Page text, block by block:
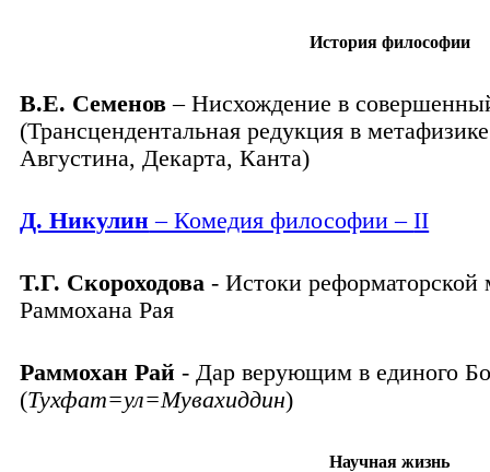
История философии
В.Е. Семенов – Нисхождение в
(Трансцендентальная редукция в
Августина, Декарта, Канта)
Д. Никулин – Комедия философии –II
Т.Г. Скороходова - Истоки реформаторской
Раммохана Рая
Раммохан Рай - Дар верующим в единого
(Тухфат=ул=Мувахиддин)
Научная жизнь